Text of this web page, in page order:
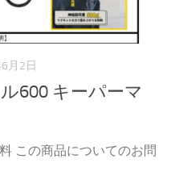
月2日
600 キーパーマ
この商品についてのお問